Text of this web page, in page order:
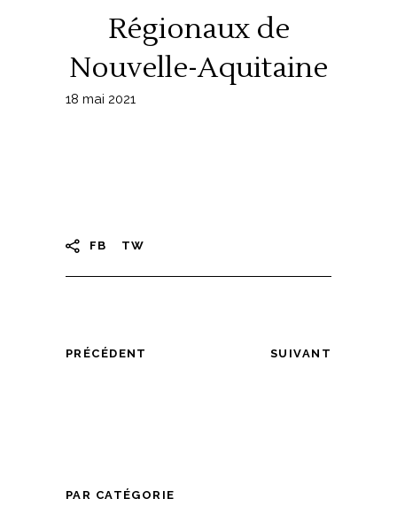
Régionaux de
Nouvelle-Aquitaine
18 mai 2021
FB TW
PRÉCÉDENT SUIVANT
PAR CATÉGORIE